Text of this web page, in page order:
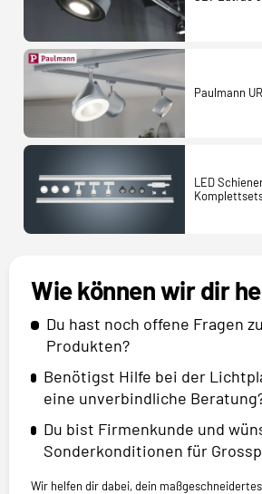
Paulmann
LED
Wie können wir dir
Du hast noch offene Fragen
Produkten?
Benötigst Hilfe bei der
eine unverbindliche
Du bist Firmenkunde und
Sonderkonditionen für
Wir helfen dir dabei, dein